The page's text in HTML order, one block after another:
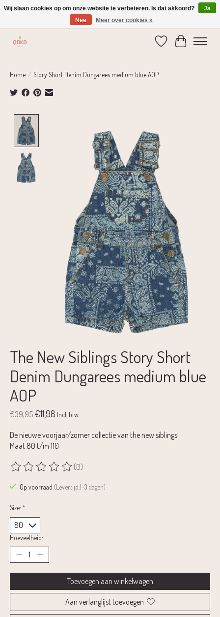
Verzending 1-2 dagen | Gratis verzending vanaf € 75,-
Verlanglijst
Home / Story Short Denim Dungarees medium blue AOP
The New Siblings Story Short
Denim Dungarees medium blue
AOP
€39,95 €11,98 Incl. btw
De nieuwe voorjaar/zomer collectie van the new siblings!
Maat 80 t/m 110
De beoordeling van dit product is
(0)
Op voorraad (Levertijd:1-3 dagen)
Size: *
Hoeveelheid:
Toevoegen aan winkelwagen
Aan verlanglijst toevoegen
Wij slaan cookies op om onze website te verbeteren. Is dat akkoord?
Ja
Nee
Meer over cookies »